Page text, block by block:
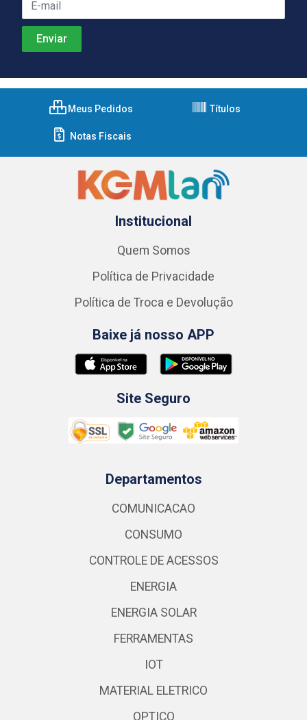
Meus Pedidos Títulos
Notas Fiscais
Institucional
Quem Somos
Política de Privacidade
Política de Troca e Devolução
Baixe já nosso APP
Site Seguro
Departamentos
COMUNICACAO
CONSUMO
CONTROLE DE ACESSOS
ENERGIA
ENERGIA SOLAR
FERRAMENTAS
IOT
MATERIAL ELETRICO
OPTICO